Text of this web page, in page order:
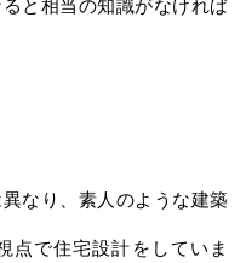
と相当の知識がなければ
なり、素人のような建築
点で住宅設計をしていま